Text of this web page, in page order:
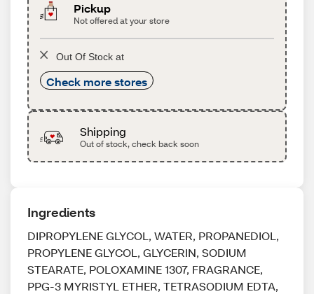
Pickup
Not offered at your store
Out Of Stock at
Check more stores
Shipping
Out of stock, check back soon
Ingredients
DIPROPYLENE GLYCOL, WATER, PROPANEDIOL,
PROPYLENE GLYCOL, GLYCERIN, SODIUM
STEARATE, POLOXAMINE 1307, FRAGRANCE,
PPG-3 MYRISTYL ETHER, TETRASODIUM EDTA,